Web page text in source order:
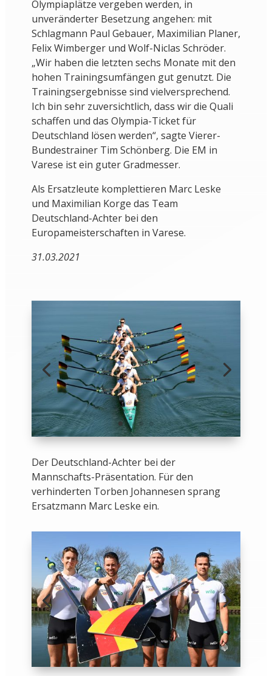
Olympiaplätze vergeben werden, in
unveränderter Besetzung angehen: mit
Schlagmann Paul Gebauer, Maximilian Planer,
Felix Wimberger und Wolf-Niclas Schröder.
„Wir haben die letzten sechs Monate mit den
hohen Trainingsumfängen gut genutzt. Die
Trainingsergebnisse sind vielversprechend.
Ich bin sehr zuversichtlich, dass wir die Quali
schaffen und das Olympia-Ticket für
Deutschland lösen werden“, sagte Vierer-
Bundestrainer Tim Schönberg. Die EM in
Varese ist ein guter Gradmesser.
Als Ersatzleute komplettieren Marc Leske
und Maximilian Korge das Team
Deutschland-Achter bei den
Europameisterschaften in Varese.
31.03.2021
Der Deutschland-Achter bei der
Mannschafts-Präsentation. Für den
verhinderten Torben Johannesen sprang
Ersatzmann Marc Leske ein.